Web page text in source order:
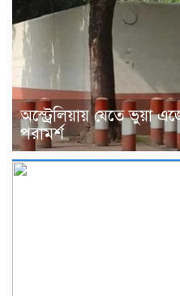
অস্ট্রেলিয়ায় যেতে ভুয়া
পরামর্শ